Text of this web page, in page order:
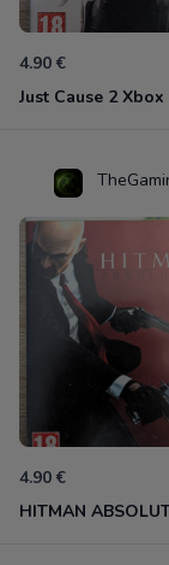
4.90 €
Just Cause 2 Xbox
4.90 €